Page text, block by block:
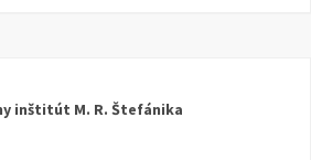
inštitút M. R. Štefánika